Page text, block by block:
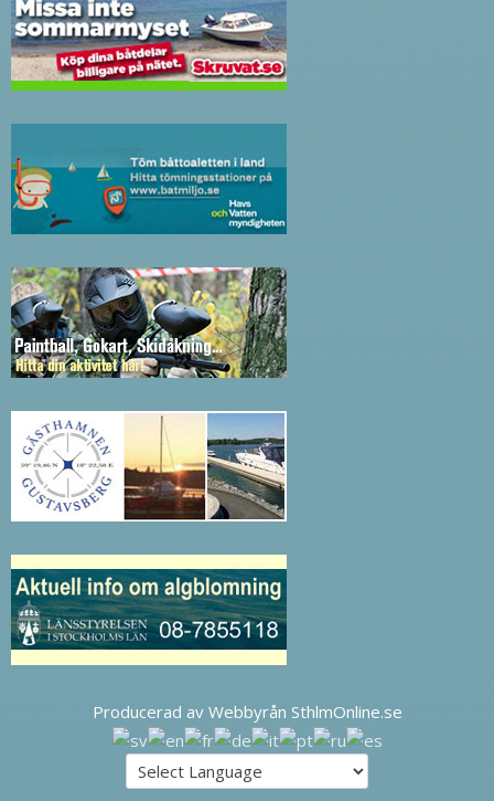
Producerad av Webbyrån SthlmOnline.se